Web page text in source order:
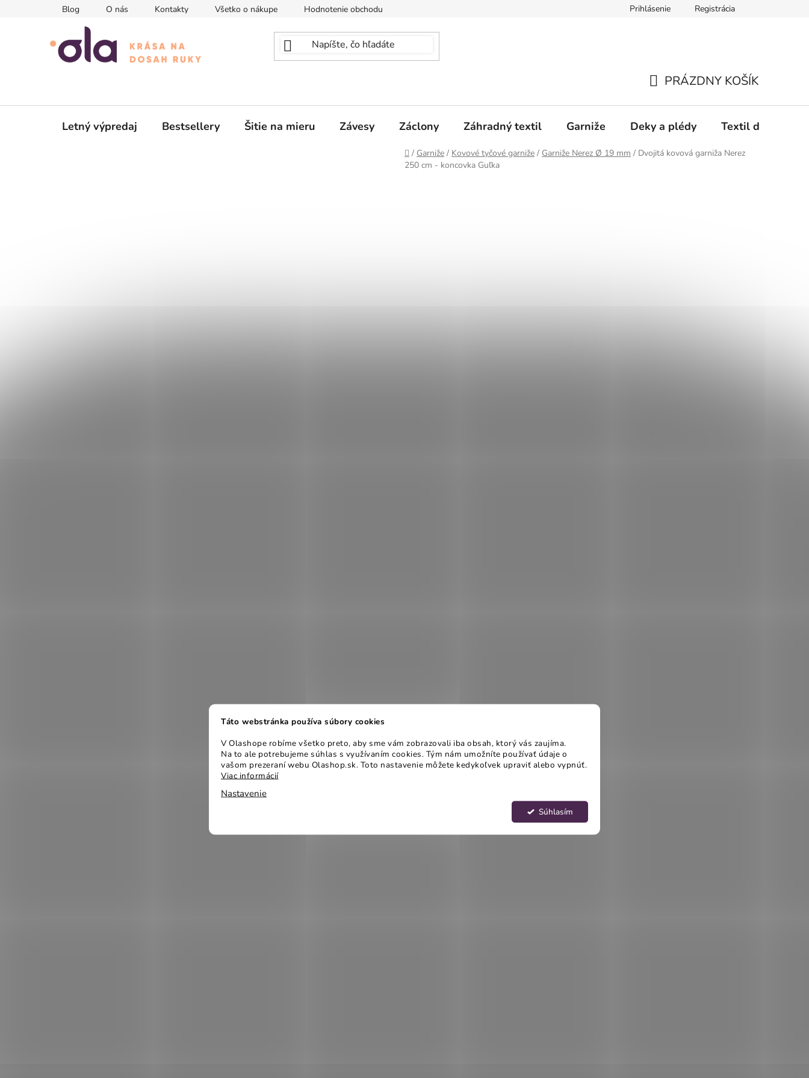
Táto webstránka používa súbory cookies
V Olashope robíme všetko preto, aby sme vám zobrazovali iba obsah, ktorý vás zaujíma.
Na to ale potrebujeme súhlas s využívaním cookies. Tým nám umožníte používať údaje o
vašom prezeraní webu Olashop.sk. Toto nastavenie môžete kedykoľvek upraviť alebo vypnúť.
Viac informácií
Nastavenie
Súhlasím
Blog O nás Kontakty Všetko o nákupe Hodnotenie obchodu Prihlásenie Registrácia
KOŠÍK
PRÁZDNY KOŠÍK
Letný výpredaj Bestsellery Šitie na mieru Závesy Záclony Záhradný textil Garniže Deky a plédy Textil do spálne
Domov
/ Garniže / Kovové tyčové garniže / Garniže Nerez Ø 19 mm / Dvojitá kovová garniža Nerez
250 cm - koncovka Guľka